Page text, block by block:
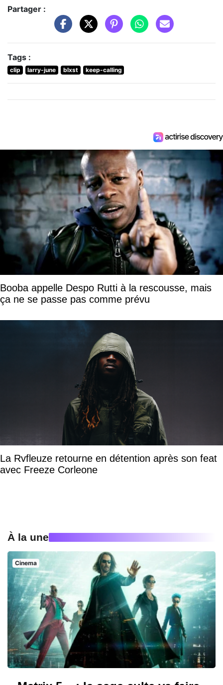
Partager :
Tags :
clip larry-june blxst keep-calling
Booba appelle Despo Rutti à la rescousse, mais
ça ne se passe pas comme prévu
La Rvfleuze retourne en détention après son feat
avec Freeze Corleone
À la une
Cinema